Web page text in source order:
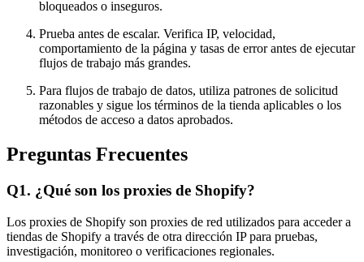
bloqueados o inseguros.
Prueba antes de escalar. Verifica IP, velocidad,
comportamiento de la página y tasas de error antes de ejecutar
flujos de trabajo más grandes.
Para flujos de trabajo de datos, utiliza patrones de solicitud
razonables y sigue los términos de la tienda aplicables o los
métodos de acceso a datos aprobados.
Preguntas Frecuentes
Q1. ¿Qué son los proxies de Shopify?
Los proxies de Shopify son proxies de red utilizados para acceder a
tiendas de Shopify a través de otra dirección IP para pruebas,
investigación, monitoreo o verificaciones regionales.